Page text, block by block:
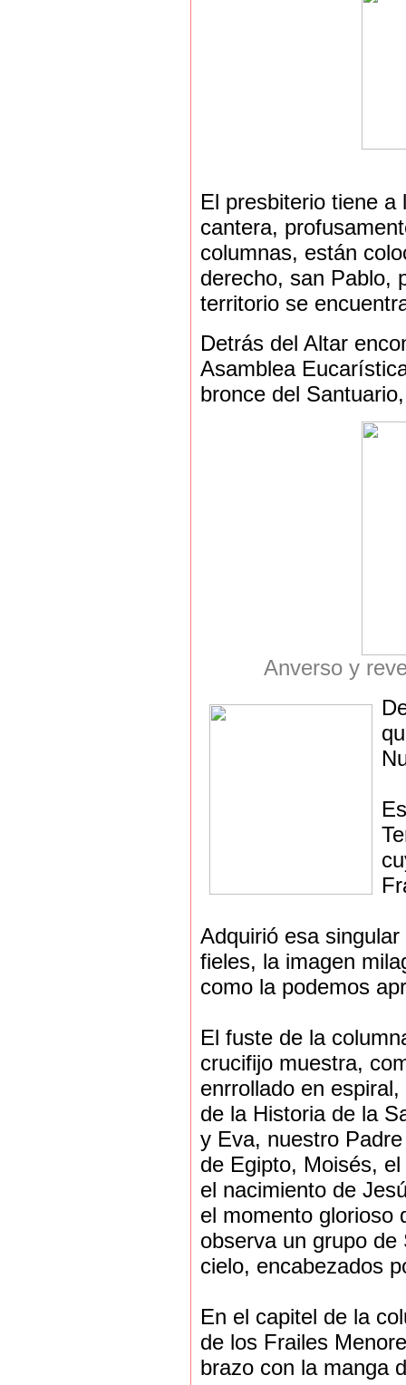
El presbiterio tiene
cantera,
columnas, están
derecho, san Pablo,
territorio se
Detrás del Altar
Asamblea
bronce del
Anverso y
Adquirió esa
fieles, la imagen
como la podemos
El fuste de la
crucifijo muestra,
enrrollado en
de la Historia de la
y Eva, nuestro
de Egipto, Moisés,
el nacimiento de
el momento glorioso
observa un grupo
cielo, encabezados
En el capitel de la
de los Frailes
brazo con la manga